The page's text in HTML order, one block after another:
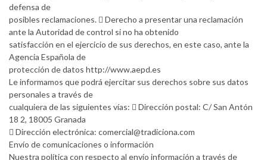
defensa de
posibles reclamaciones.  Derecho a presentar una reclamación
ante la Autoridad de control si no ha obtenido
satisfacción en el ejercicio de sus derechos, en este caso, ante la
Agencia Española de
protección de datos http://www.aepd.es
Le informamos que podrá ejercitar sus derechos sobre sus datos
personales a través de
cualquiera de las siguientes vías:  Dirección postal: C/ San Antón
18 2, 18005 Granada
 Dirección electrónica: comercial@tradiciona.com
Envío de comunicaciones o información
Nuestra política con respecto al envío información a través de